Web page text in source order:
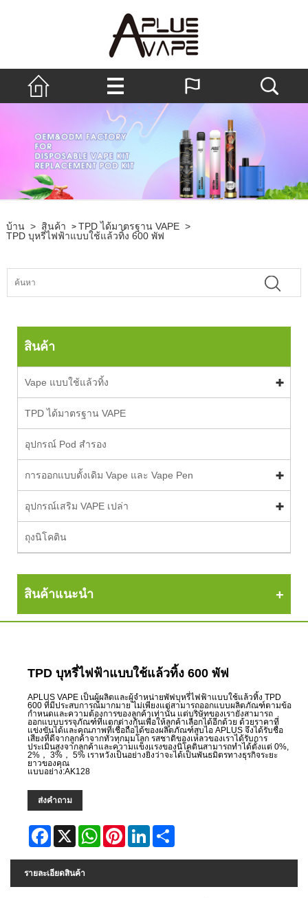
บ้าน > สินค้า > TPD ได้มาตรฐาน VAPE >
TPD บุหรี่ไฟฟ้าแบบใช้แล้วทิ้ง 600 พัฟ
สินค้า
Vape แบบใช้แล้วทิ้ง
TPD ได้มาตรฐาน VAPE
อุปกรณ์ Pod สำรอง
การออกแบบดั้งเดิม Vape และ Vape Pen
อุปกรณ์เสริม VAPE เปล่า
ถุงนิโคติน
สินค้าแนะนำ
TPD บุหรี่ไฟฟ้าแบบใช้แล้วทิ้ง 600 พัฟ
APLUS VAPE เป็นผู้ผลิตและผู้จำหน่ายพัฟบุหรี่ไฟฟ้าแบบใช้แล้วทิ้ง TPD
600 ที่มีประสบการณ์มากมาย ไม่เพียงแต่สามารถออกแบบผลิตภัณฑ์ตามข้อ
กำหนดและความต้องการของลูกค้าเท่านั้น แต่บริษัทของเรายังสามารถ
ออกแบบบรรจุภัณฑ์ที่แตกต่างกันเพื่อให้ลูกค้าเลือกได้อีกด้วย ด้วยราคาที่
แข่งขันได้และคุณภาพที่เชื่อถือได้ของผลิตภัณฑ์สูบไอ APLUS จึงได้รับชื่อ
เสียงที่ดีจากลูกค้าจากทั่วทุกมุมโลก รสชาติของเหลวของเราได้รับการ
ประเมินสูงจากลูกค้าและความแข็งแรงของนิโคตินสามารถทำได้ตั้งแต่ 0%,
2%， 3%， 5% เราหวังเป็นอย่างยิ่งว่าจะได้เป็นพันธมิตรทางธุรกิจระยะ
ยาวของคุณ
แบบอย่าง:AK128
ส่งคำถาม
Facebook
X WhatsAppPinterestLinkedIn
รายละเอียดสินค้า